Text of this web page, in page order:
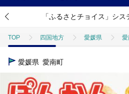
「ふるさとチョイス」シ
TOP 四国地方 愛媛県
TOP
愛媛県 愛南町